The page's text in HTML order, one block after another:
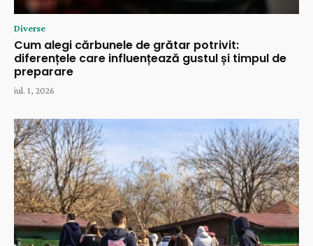
Diverse
Cum alegi cărbunele de grătar potrivit:
diferențele care influențează gustul și timpul de
preparare
iul. 1, 2026